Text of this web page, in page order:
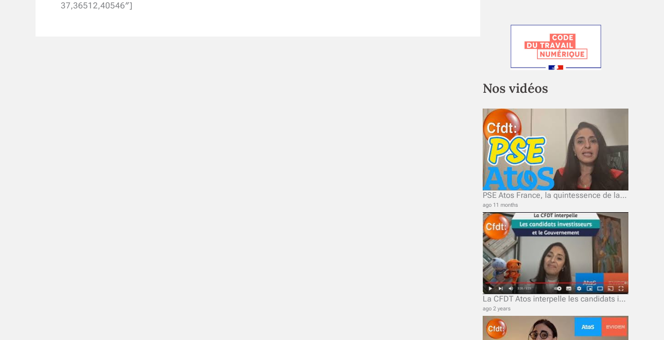
37,36512,40546″]
Nos vidéos
PSE Atos France, la quintessence de la kakistocratie, ou le pouvoir des pires
ago 11 months
La CFDT Atos interpelle les candidats investisseurs et le Gouvernement.
ago 2 years